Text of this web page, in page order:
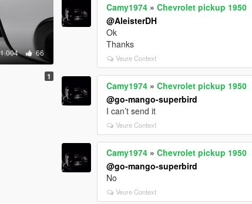
66
1
Camy1974 »Chevrolet pickup 1950
@AleisterDH
Ok
Thanks
Veure Context
Camy1974 »Chevrolet pickup 1950
@go-mango-superbird
I can’t send it
Veure Context
Camy1974 »Chevrolet pickup 1950
@go-mango-superbird
No
Veure Context